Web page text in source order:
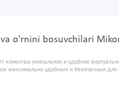
o'rnini bosuvchilari
клиентам уникальное и удобное
максимально удобным и безопасным для